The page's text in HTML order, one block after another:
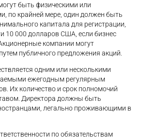
быть физическими или
по крайней мере, один должен быть
капитала для регистрации,
10 000 долларов США, если бизнес
компании могут
публичного предложения акций.
одним или несколькими
ежегодным регулярным
Их количество и срок полномочий
Директора должны быть
легально проживающими в
по обязательствам